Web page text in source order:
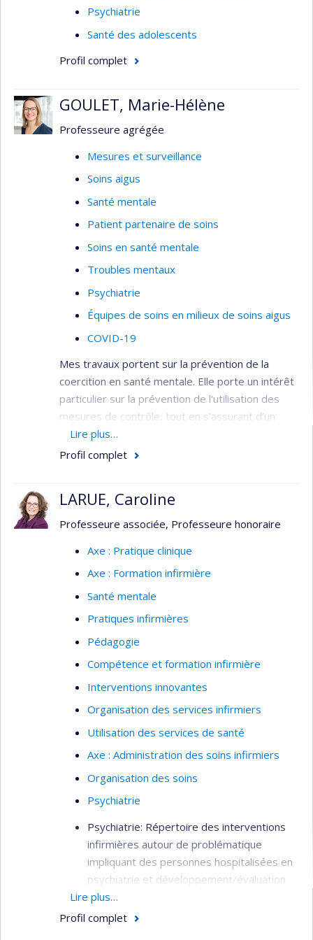
Psychiatrie
Santé des adolescents
Profil complet
GOULET, Marie-Hélène
Professeure agrégée
Mesures et surveillance
Soins aigus
Santé mentale
Patient partenaire de soins
Soins en santé mentale
Troubles mentaux
Psychiatrie
Équipes de soins en milieux de soins aigus
COVID-19
Mes travaux portent sur la prévention de la
coercition en santé mentale. Elle porte un intérêt
particulier sur la prévention de l'utilisation des
mesures de contrôle, tout en s’assurant d’un
environnement sécuritaire pour tous. Elle
préconise une approche de partenariat avec les
leurs proches, les intervenants, les gestionnaires
et les organismes communautaires.
Lire plus…
Profil complet
LARUE, Caroline
Professeure associée, Professeure honoraire
Axe : Pratique clinique
Axe : Formation infirmière
Santé mentale
Pratiques infirmières
Pédagogie
Compétence et formation infirmière
Interventions innovantes
Organisation des services infirmiers
Utilisation des services de santé
Axe : Administration des soins infirmiers
Organisation des soins
Psychiatrie
Psychiatrie: Répertoire des interventions
infirmières autour de problématique
impliquant des personnes hospitalisées en
psychiatrie et développement/évaluation
des programmes de formation afin
d'améliorer les interventions infirmières et
Lire plus…
Profil complet